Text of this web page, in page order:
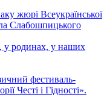
жюрі Всеукраїнської
Слабошпицького
у родинах, у наших
фестиваль-
Честі і Гідності».